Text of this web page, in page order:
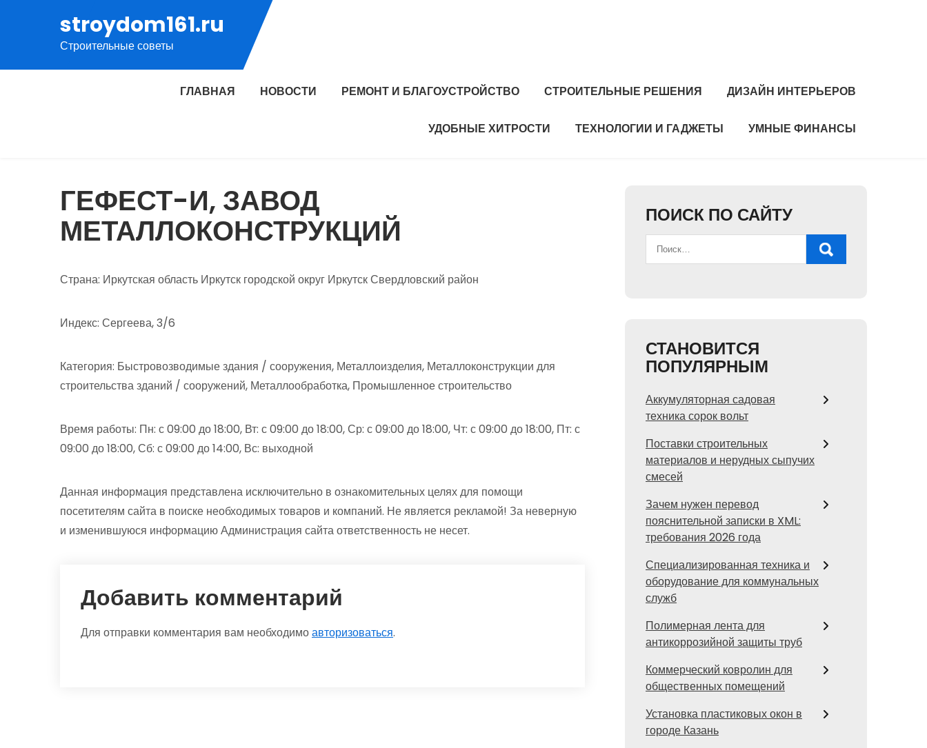
содержимому
stroydom161.ru
Строительные советы
ГЛАВНАЯ НОВОСТИ РЕМОНТ И БЛАГОУСТРОЙСТВО СТРОИТЕЛЬНЫЕ РЕШЕНИЯ ДИЗАЙН ИНТЕРЬЕРОВ
УДОБНЫЕ ХИТРОСТИ ТЕХНОЛОГИИ И ГАДЖЕТЫ УМНЫЕ ФИНАНСЫ
ГЕФЕСТ-И, ЗАВОД
МЕТАЛЛОКОНСТРУКЦИЙ
Страна: Иркутская область Иркутск городской округ Иркутск Свердловский район
Индекс: Сергеева, 3/6
Категория: Быстровозводимые здания / сооружения, Металлоизделия, Металлоконструкции для
строительства зданий / сооружений, Металлообработка, Промышленное строительство
Время работы: Пн: с 09:00 до 18:00, Вт: с 09:00 до 18:00, Ср: с 09:00 до 18:00, Чт: с 09:00 до 18:00, Пт: с
09:00 до 18:00, Сб: с 09:00 до 14:00, Вс: выходной
Данная информация представлена исключительно в ознакомительных целях для помощи
посетителям сайта в поиске необходимых товаров и компаний. Не является рекламой! За неверную
и изменившуюся информацию Администрация сайта ответственность не несет.
Добавить комментарий
Для отправки комментария вам необходимоавторизоваться.
ПОИСК ПО САЙТУ
СТАНОВИТСЯ
ПОПУЛЯРНЫМ
Аккумуляторная садовая
техника сорок вольт
Поставки строительных
материалов и нерудных сыпучих
смесей
Зачем нужен перевод
пояснительной записки в XML:
требования 2026 года
Специализированная техника и
оборудование для коммунальных
служб
Полимерная лента для
антикоррозийной защиты труб
Коммерческий ковролин для
общественных помещений
Установка пластиковых окон в
городе Казань